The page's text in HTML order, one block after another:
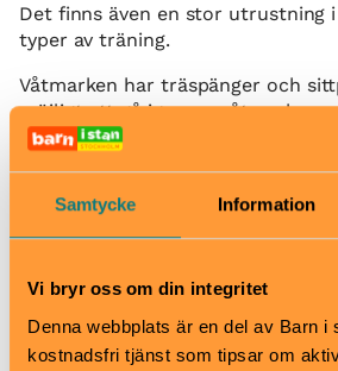
Samtycke Information
Vi bryr oss om din integritet
Denna webbplats är en del av Barn i
kostnadsfri tjänst som tipsar om
Det finns även en stor utrustning
typer av träning.
Våtmarken har träspänger och
möjligt att gå igenom våtmarken
och Kvartettvägen.
fruktsättande buskar för att
mångfalden bland flora och
Lekplatsen har bland annat två
också den populära snurrleken
sandlåda.